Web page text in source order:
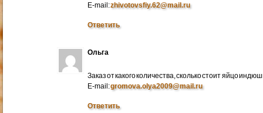
E-mail:zhivotovsfiy.62@mail.ru
Ответить
Ольга
Заказ от какого количества, сколько стоит яйцо
E-mail:gromova.olya2009@mail.ru
Ответить